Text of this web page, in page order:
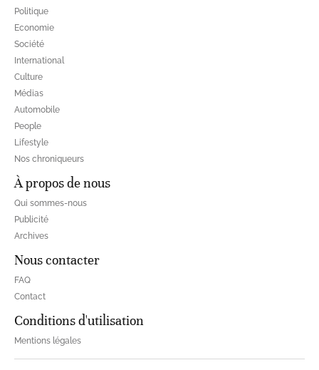
Politique
Economie
Société
International
Culture
Médias
Automobile
People
Lifestyle
Nos chroniqueurs
À propos de nous
Qui sommes-nous
Publicité
Archives
Nous contacter
FAQ
Contact
Conditions d'utilisation
Mentions légales